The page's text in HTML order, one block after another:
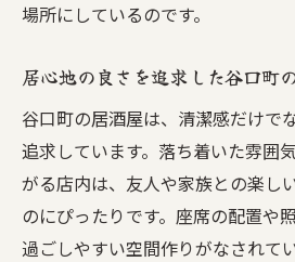
名古屋市で清潔感を重視
居酒屋の清潔感が料理
影響
清潔な居酒屋での特別
清潔さが自慢の居酒屋で名
場所にしているのです。
居心地の良さを追求した谷口町
谷口町の居酒屋は、清潔感だけで
追求しています。落ち着いた雰囲
がる店内は、友人や家族との楽し
のにぴったりです。座席の配置や
過ごしやすい空間作りがなされて